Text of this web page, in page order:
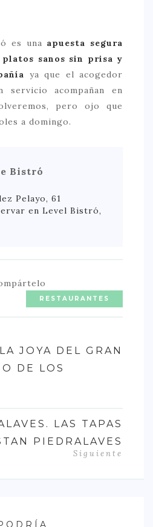
es una apuesta segura
sanos sin prisa y
ya que el acogedor
servicio acompañan en
pero ojo que
a domingo.
Bistró
Pelayo, 61
en Level Bistró,
RESTAURANTES
JOYA DEL GRAN
DE LOS
LAS TAPAS
PIEDRALAVES
Siguiente